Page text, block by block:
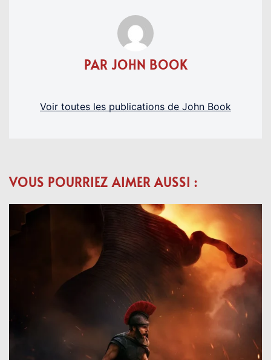
PAR JOHN BOOK
Voir toutes les publications de John Book
VOUS POURRIEZ AIMER AUSSI :